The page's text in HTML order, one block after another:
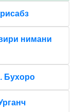
нимани
Бухоро